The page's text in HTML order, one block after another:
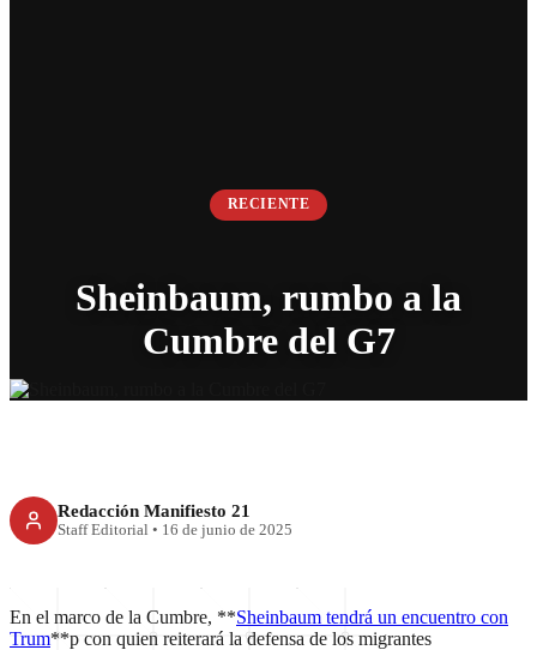
RECIENTE
Sheinbaum, rumbo a la
Cumbre del G7
Redacción Manifiesto 21
Staff Editorial • 16 de junio de 2025
En el marco de la Cumbre, **Sheinbaum tendrá un encuentro con
Trum**p con quien reiterará la defensa de los migrantes